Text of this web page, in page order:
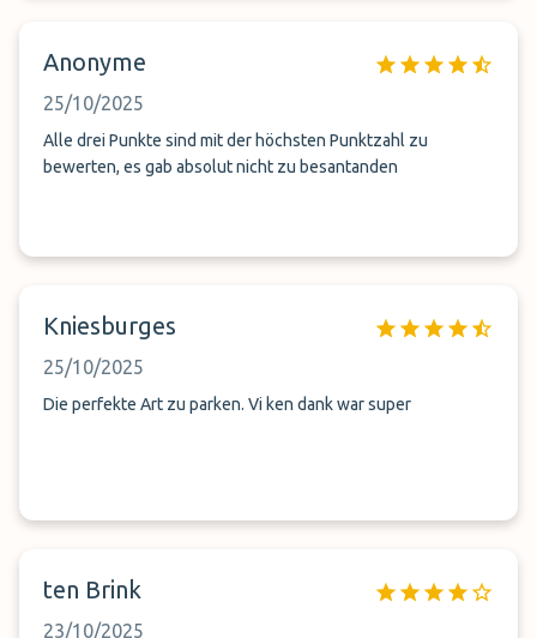
Anonyme
25/10/2025
Alle drei Punkte sind mit der höchsten Punktzahl zu
bewerten, es gab absolut nicht zu besantanden
Kniesburges
25/10/2025
Die perfekte Art zu parken. Vi ken dank war super
ten Brink
23/10/2025